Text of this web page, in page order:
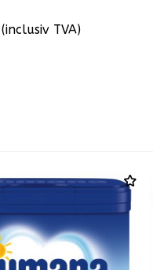
(inclusiv TVA)